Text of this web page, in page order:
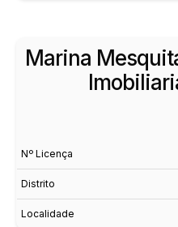
Marina
Nº Licença
Distrito
Localidade